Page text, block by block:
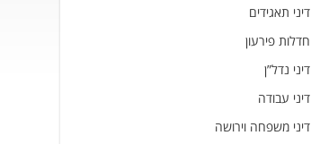
דיני תאגידים
חדלות פירעון
דיני נדל”ן
דיני עבודה
דיני משפחה וירושה